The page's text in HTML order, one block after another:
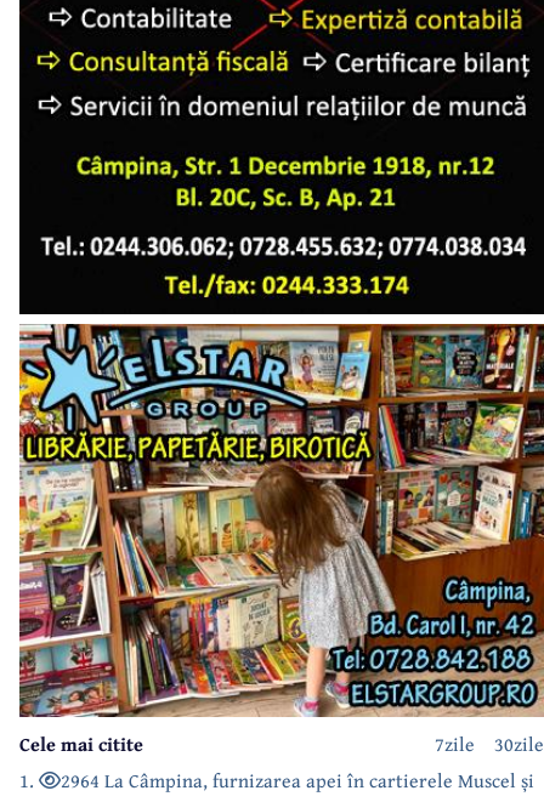
30zile
7zile
Cele mai citite
1.
2964 La Câmpina, furnizarea apei în cartierele Muscel și